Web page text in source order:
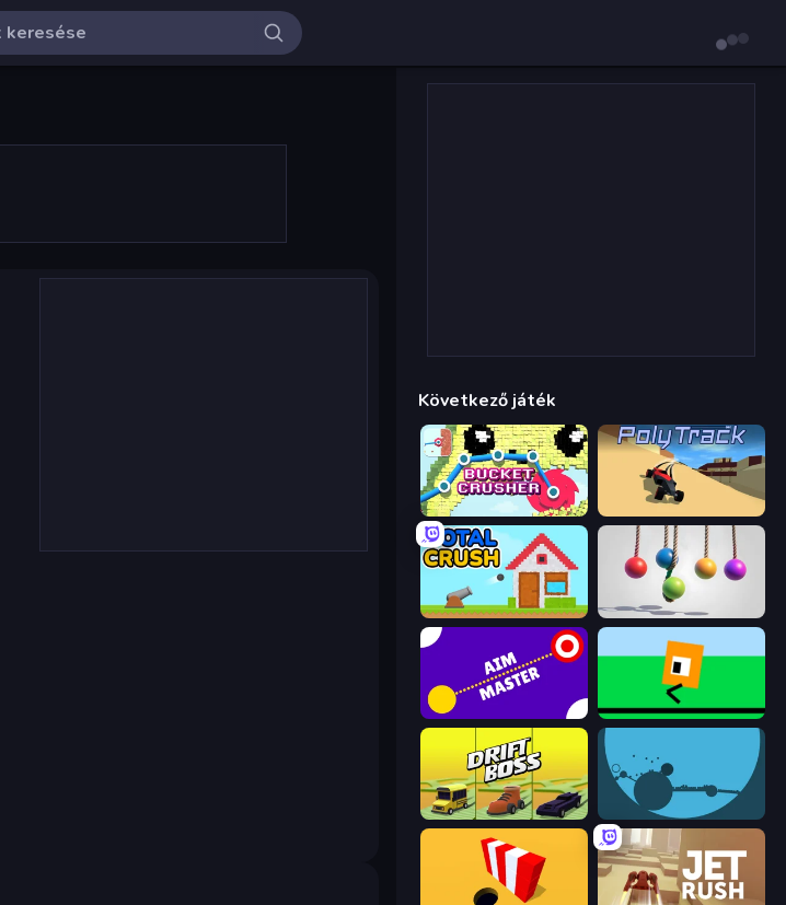
Következő játék
Bucket Crusher
Total Crush Pendulum Master
Aim Master Oh, flip!
Drift Boss circloO